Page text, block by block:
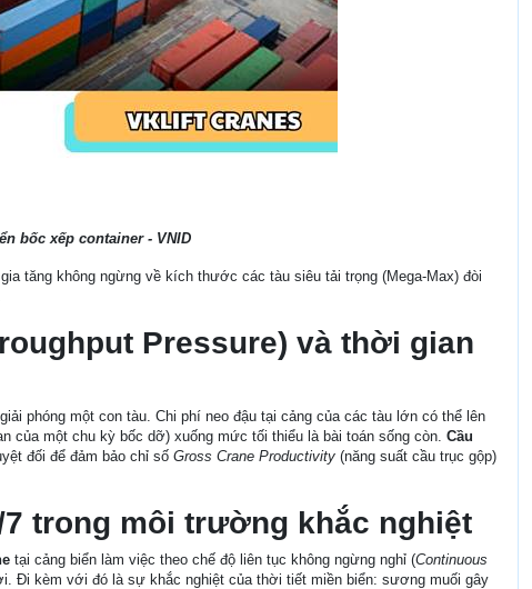
bốc xếp container - VNID
tăng không ngừng về kích thước các tàu siêu tải trọng (Mega-Max) đòi
Pressure) và thời gian
phóng một con tàu. Chi phí neo đậu tại cảng của các tàu lớn có thể lên
của một chu kỳ bốc dỡ) xuống mức tối thiểu là bài toán sống còn. Cầu
đối để đảm bảo chỉ số Gross Crane Productivity(năng suất cầu trục gộp)
trong môi trường khắc nghiệt
tại cảng biển làm việc theo chế độ liên tục không ngừng nghỉ (Continuous
Đi kèm với đó là sự khắc nghiệt của thời tiết miền biển: sương muối gây